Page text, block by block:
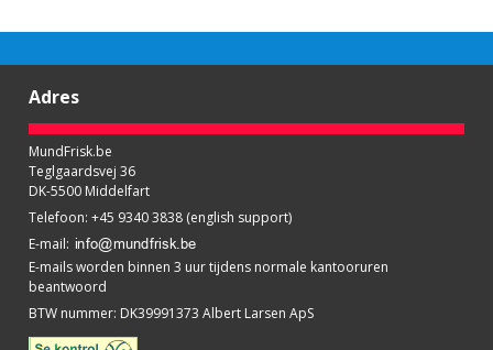
Adres
MundFrisk.be
Teglgaardsvej 36
DK-5500 Middelfart
Telefoon: +45 9340 3838 (english support)
E-mail:
E-mails worden binnen 3 uur tijdens normale kantooruren
beantwoord
BTW nummer: DK39991373 Albert Larsen ApS